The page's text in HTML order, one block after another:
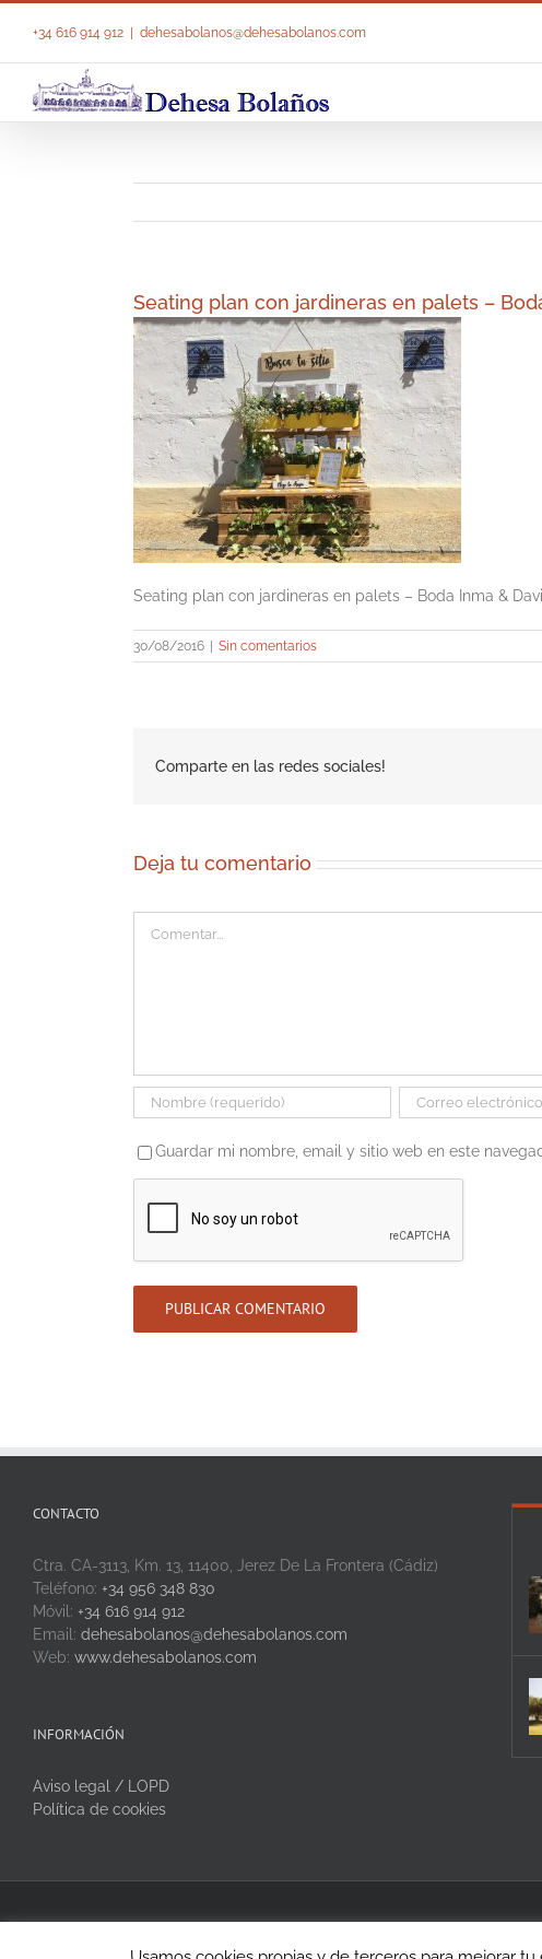
+34 616 914 912 dehesabolanos@dehesabolanos.com
Seating plan con jardineras en palets –
Seating plan con jardineras en palets – Boda Inma &
30/08/2016 Sin comentarios
Comparte en las redes sociales!
Deja tu comentario
Guardar mi nombre, email y sitio web en este
CONTACTO
Ctra. CA-3113, Km. 13, 11400, Jerez De La Frontera (Cádiz)
Teléfono: +34 956 348 830
Móvil: +34 616 914 912
Email: dehesabolanos@dehesabolanos.com
Web: www.dehesabolanos.com
INFORMACIÓN
Aviso legal / LOPD
Política de cookies